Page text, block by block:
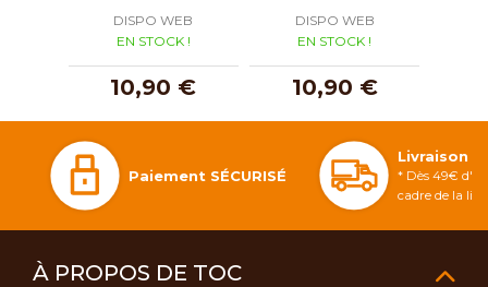
DISPO WEB
EN STOCK !
10,90 €
DISPO WEB
EN STOCK !
10,90 €
Paiement SÉCURISÉ
Livraison
* Dès 49€
cadre de la
À PROPOS DE TOC